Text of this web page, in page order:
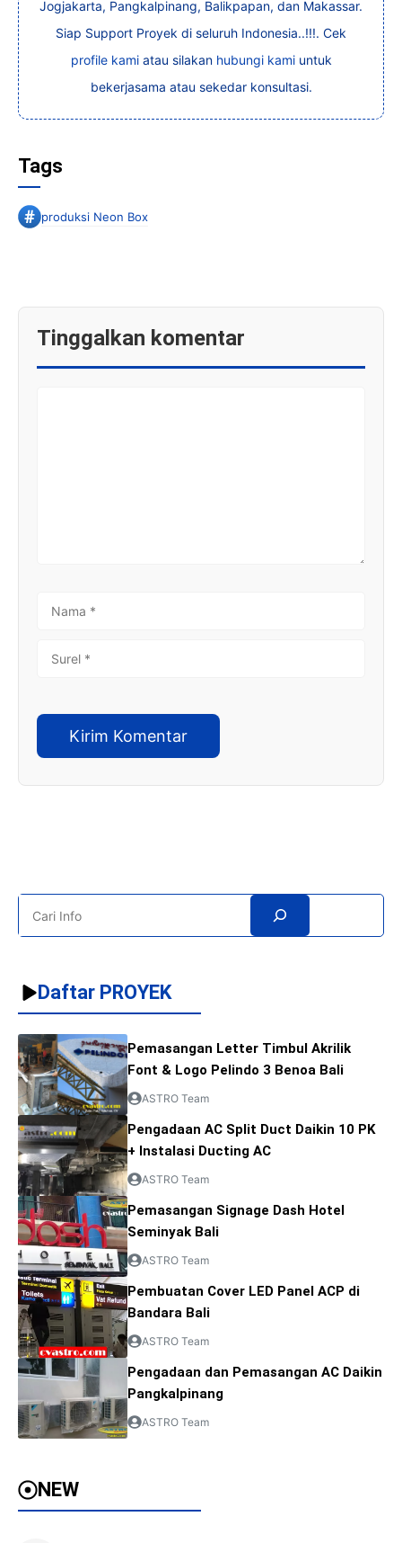
Jogjakarta, Pangkalpinang, Balikpapan, dan Makassar.
Siap Support Proyek di seluruh Indonesia..!!!. Cek
profile kamiatau silakan hubungi kamiuntuk
bekerjasama atau sekedar konsultasi.
Tags
produksi Neon Box
Tinggalkan komentar
NAMA
SUREL
Daftar PROYEK
Pemasangan Letter Timbul Akrilik
Font & Logo Pelindo 3 Benoa Bali
ASTRO Team
Pengadaan AC Split Duct Daikin 10 PK
+ Instalasi Ducting AC
ASTRO Team
Pemasangan Signage Dash Hotel
Seminyak Bali
ASTRO Team
Pembuatan Cover LED Panel ACP di
Bandara Bali
ASTRO Team
Pengadaan dan Pemasangan AC Daikin
Pangkalpinang
ASTRO Team
NEW